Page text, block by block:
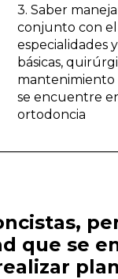
3. Saber
conjunto con
especialidades
básicas,
mantenimiento
se encuentre
ortodoncia
que se